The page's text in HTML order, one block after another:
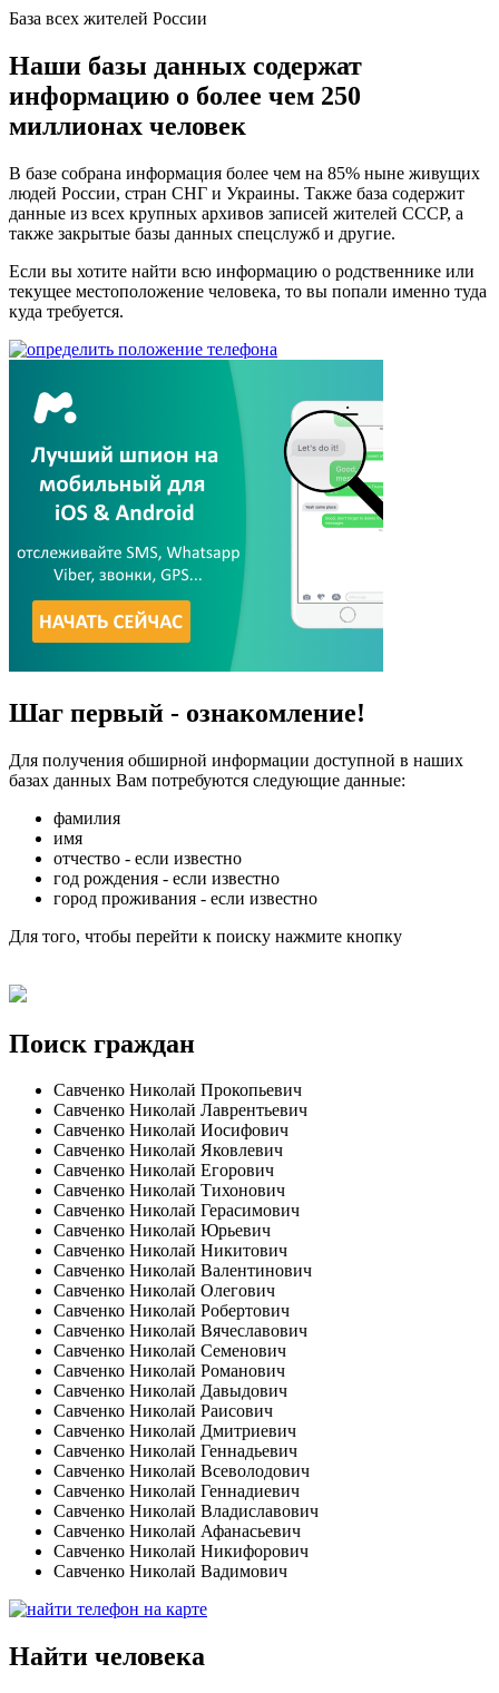
База всех жителей России
Наши базы данных содержат
информацию о более чем 250
миллионах человек
В базе собрана информация более чем на 85% ныне живущих
людей России, стран СНГ и Украины. Также база содержит
данные из всех крупных архивов записей жителей СССР, а
также закрытые базы данных спецслужб и другие.
Если вы хотите найти всю информацию о родственнике или
текущее местоположение человека, то вы попали именно туда
куда требуется.
Шаг первый - ознакомление!
Для получения обширной информации доступной в наших
базах данных Вам потребуются следующие данные:
фамилия
имя
отчество - если известно
год рождения - если известно
город проживания - если известно
Для того, чтобы перейти к поиску нажмите кнопку
Поиск граждан
Савченко Николай Прокопьевич
Савченко Николай Лаврентьевич
Савченко Николай Иосифович
Савченко Николай Яковлевич
Савченко Николай Егорович
Савченко Николай Тихонович
Савченко Николай Герасимович
Савченко Николай Юрьевич
Савченко Николай Никитович
Савченко Николай Валентинович
Савченко Николай Олегович
Савченко Николай Робертович
Савченко Николай Вячеславович
Савченко Николай Семенович
Савченко Николай Романович
Савченко Николай Давыдович
Савченко Николай Раисович
Савченко Николай Дмитриевич
Савченко Николай Геннадьевич
Савченко Николай Всеволодович
Савченко Николай Геннадиевич
Савченко Николай Владиславович
Савченко Николай Афанасьевич
Савченко Николай Никифорович
Савченко Николай Вадимович
Найти человека